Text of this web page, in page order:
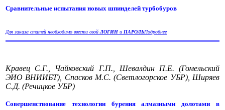
Сравнительные испытания новых шпинделей турбобуров
Для заказа статей необходимо ввести свойЛОГИН и ПАРОЛЬПодробнее
Кравец С.Г., Чайковский Г.П., Шевалдин П.Е. (Гомельский
ЭИО ВНИИБТ), Спасков М.С. (Светлогорское УБР), Ширяев
С.Д. (Речицкое УБР)
Совершенствование технологии бурения алмазными долотами в